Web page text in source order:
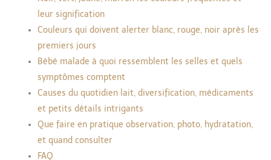
leur signification
Couleurs qui doivent alerter blanc, rouge, noir après les
premiers jours
Bébé malade à quoi ressemblent les selles et quels
symptômes comptent
Causes du quotidien lait, diversification, médicaments
et petits détails intrigants
Que faire en pratique observation, photo, hydratation,
et quand consulter
FAQ